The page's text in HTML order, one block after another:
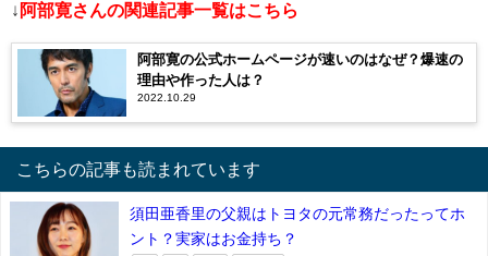
↓ 阿部寛さんの関連記事一覧はこちら
阿部寛の公式ホームページが速いのはなぜ？爆速の
理由や作った人は？
2022.10.29
こちらの記事も読まれています
須田亜香里の父親はトヨタの元常務だったってホ
ント？実家はお金持ち？